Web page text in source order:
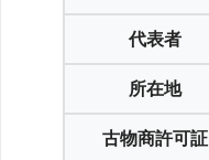
代表者
所在地
古物商許可証